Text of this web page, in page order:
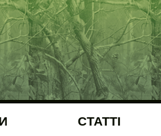
СТАТТІ